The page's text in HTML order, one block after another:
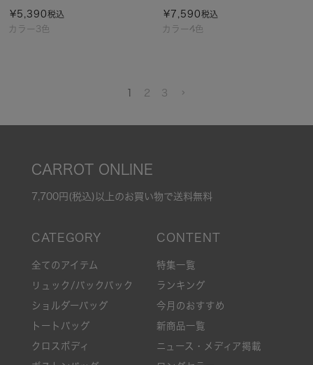
カラー3色
¥5,390税込
カラー4色
¥ 7,590税込
1 2 3
CARROT ONLINE
7,700円(税込)以上のお買い物で送料無料
全てのアイテム
リュック/バックパック
ショルダーバッグ
トートバッグ
クロスボディ
特集一覧
ランキング
今月のおすすめ
新商品一覧
ニュース・メディア掲載